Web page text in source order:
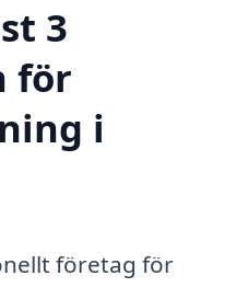
3
för
i
företag för